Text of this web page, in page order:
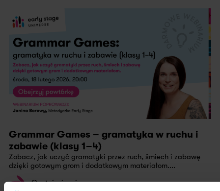
Grammar Games – gramatyka w ruchu i
zabawie (klasy 1–4)
Zobacz, jak uczyć gramatyki przez ruch, śmiech i zabawę
dzięki gotowym grom i dodatkowym materiałom....
Czytaj więcej